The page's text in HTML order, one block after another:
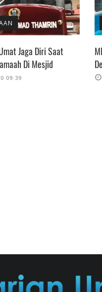
Jaga Diri Saat
Di Mesjid
09:39